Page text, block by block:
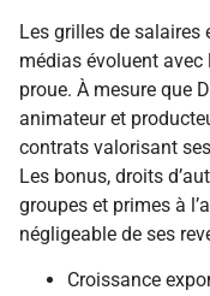
Les grilles de salaires
médias évoluent avec
proue. À mesure que
animateur et
contrats valorisant
Les bonus, droits
groupes et primes à
négligeable de ses
Croissance